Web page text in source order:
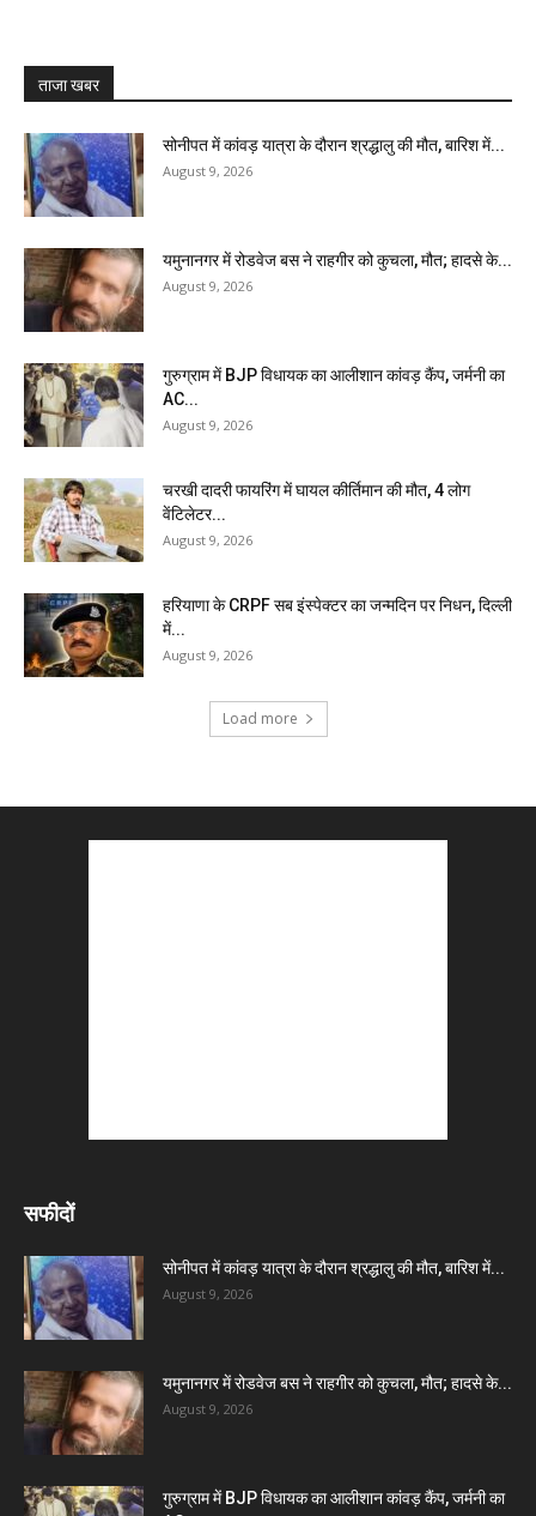
ताजा खबर
सोनीपत में कांवड़ यात्रा के दौरान श्रद्धालु की मौत, बारिश में...
August 9, 2026
यमुनानगर में रोडवेज बस ने राहगीर को कुचला, मौत; हादसे के...
August 9, 2026
गुरुग्राम में BJP विधायक का आलीशान कांवड़ कैंप, जर्मनी का
AC...
August 9, 2026
चरखी दादरी फायरिंग में घायल कीर्तिमान की मौत, 4 लोग
वेंटिलेटर...
August 9, 2026
हरियाणा के CRPF सब इंस्पेक्टर का जन्मदिन पर निधन, दिल्ली
में...
August 9, 2026
Load more
सफीदों
सोनीपत में कांवड़ यात्रा के दौरान श्रद्धालु की मौत, बारिश में...
August 9, 2026
यमुनानगर में रोडवेज बस ने राहगीर को कुचला, मौत; हादसे के...
August 9, 2026
गुरुग्राम में BJP विधायक का आलीशान कांवड़ कैंप, जर्मनी का